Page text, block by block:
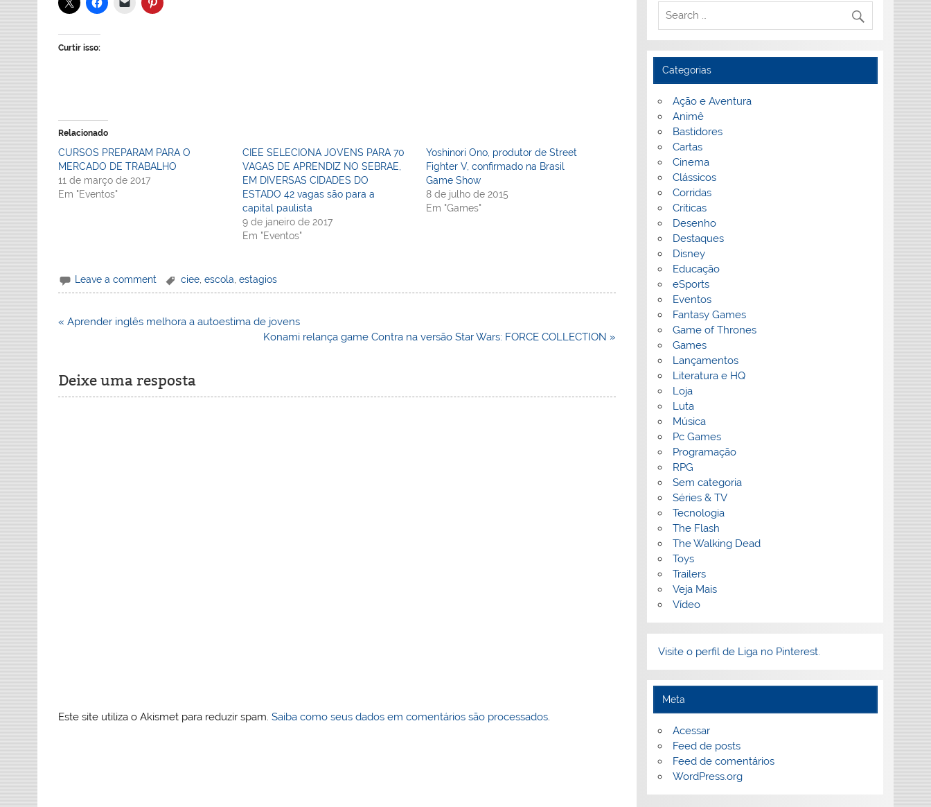
Curtir isso:
Relacionado
CURSOS PREPARAM PARA O
MERCADO DE TRABALHO
11 de março de 2017
Em "Eventos"
CIEE SELECIONA JOVENS PARA 70
VAGAS DE APRENDIZ NO SEBRAE,
EM DIVERSAS CIDADES DO
ESTADO 42 vagas são para a
capital paulista
9 de janeiro de 2017
Em "Eventos"
Yoshinori Ono, produtor de Street
Fighter V, confirmado na Brasil
Game Show
8 de julho de 2015
Em "Games"
Leave a comment ciee, escola estagios
Navegação
« Aprender inglês melhora a autoestima de jovens
Konami relança game Contra na versão Star Wars: FORCE COLLECTION »
Deixe uma resposta
Este site utiliza o Akismet para reduzir spam.Saiba como seus dados em comentários são processados.
Categorias
Ação e Aventura
Animê
Bastidores
Cartas
Cinema
Clássicos
Corridas
Críticas
Desenho
Destaques
Disney
Educação
eSports
Eventos
Fantasy Games
Game of Thrones
Games
Lançamentos
Literatura e HQ
Loja
Luta
Música
Pc Games
Programação
RPG
Sem categoria
Séries & TV
Tecnologia
The Flash
The Walking Dead
Toys
Trailers
Veja Mais
Vídeo
Visite o perfil de Liga no Pinterest.
Meta
Acessar
Feed de posts
Feed de comentários
WordPress.org